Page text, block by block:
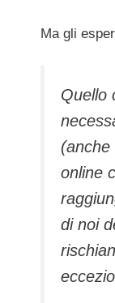
Ma gli
Quello
(anche
online
di noi